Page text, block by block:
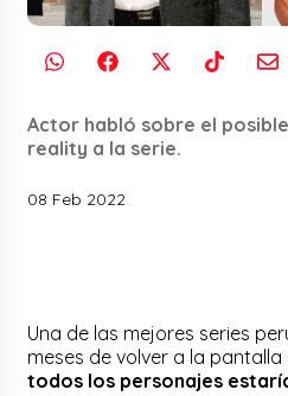
Actor habló sobre el
reality a la serie.
08 Feb 2022
Una de las mejores series
meses de volver a la pantalla
todos los personajes